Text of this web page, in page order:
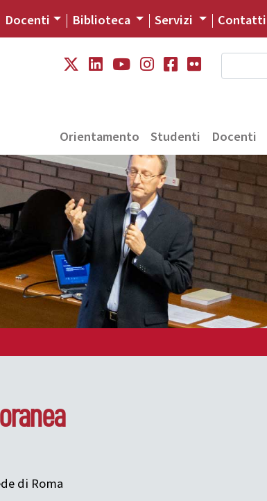
Docenti Biblioteca Servizi Contatti
Orientamento Studenti Docenti
di Roma